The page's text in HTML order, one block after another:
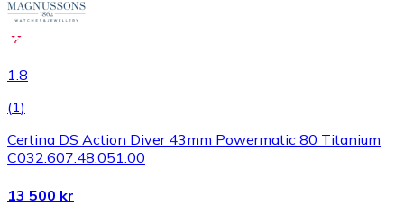
1.8
(1)
Certina DS Action Diver 43mm Powermatic 80 Titanium
C032.607.48.051.00
13 500 kr